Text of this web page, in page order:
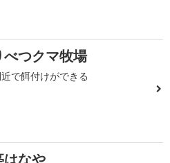
べつクマ牧場
で餌付けができる